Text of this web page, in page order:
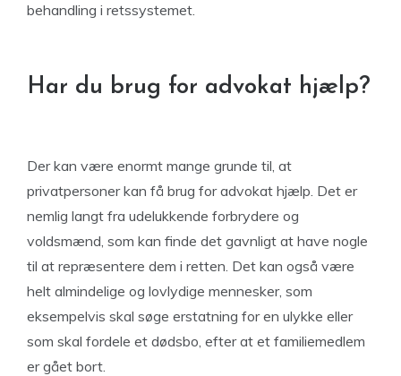
behandling i retssystemet.
Har du brug for advokat hjælp?
Der kan være enormt mange grunde til, at
privatpersoner kan få brug for advokat hjælp. Det er
nemlig langt fra udelukkende forbrydere og
voldsmænd, som kan finde det gavnligt at have nogle
til at repræsentere dem i retten. Det kan også være
helt almindelige og lovlydige mennesker, som
eksempelvis skal søge erstatning for en ulykke eller
som skal fordele et dødsbo, efter at et familiemedlem
er gået bort.